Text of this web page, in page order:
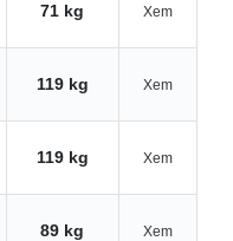
71 kg Xem
119 kg Xem
119 kg Xem
89 kg Xem